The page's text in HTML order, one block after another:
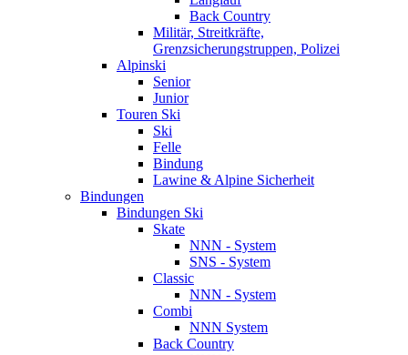
Back Country
Militär, Streitkräfte,
Grenzsicherungstruppen, Polizei
Alpinski
Senior
Junior
Touren Ski
Ski
Felle
Bindung
Lawine & Alpine Sicherheit
Bindungen
Bindungen Ski
Skate
NNN - System
SNS - System
Classic
NNN - System
Combi
NNN System
Back Country